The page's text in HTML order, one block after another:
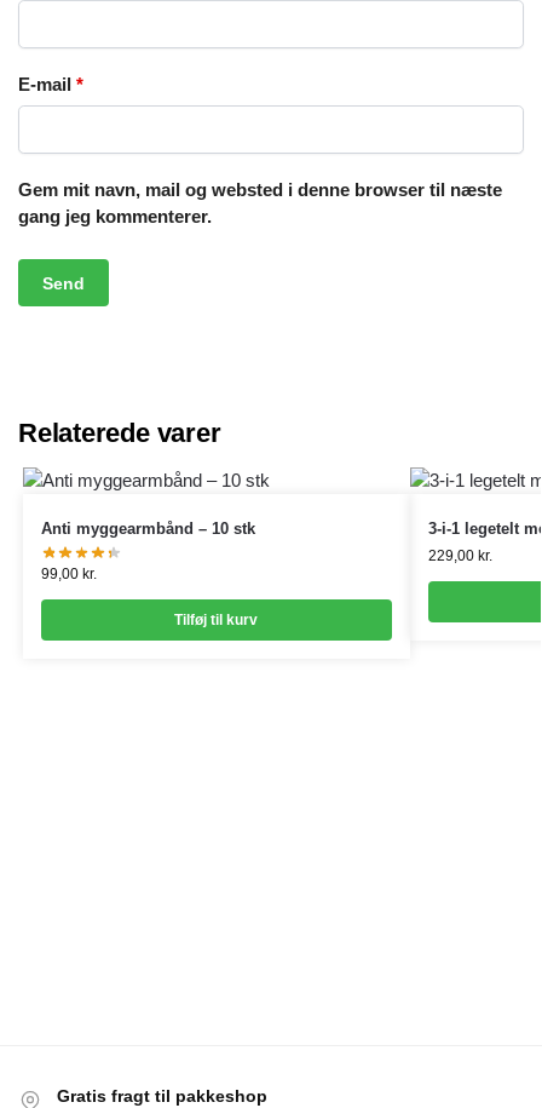
E-mail *
Gem mit navn, mail og websted i denne browser til næste
gang jeg kommenterer.
Relaterede varer
Anti myggearmbånd – 10 stk
99,00 kr.
Tilføj til kurv
3-i-1 legetelt
229,00 kr.
Gratis fragt til pakkeshop